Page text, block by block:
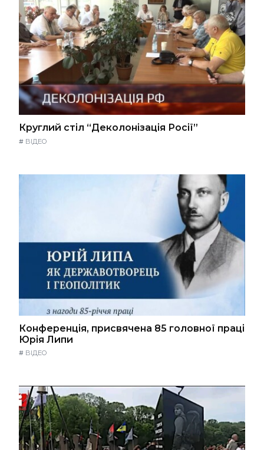
Круглий стіл “Деколонізація Росії”
# ВІДЕО
Конференція, присвячена 85 головної праці
Юрія Липи
# ВІДЕО